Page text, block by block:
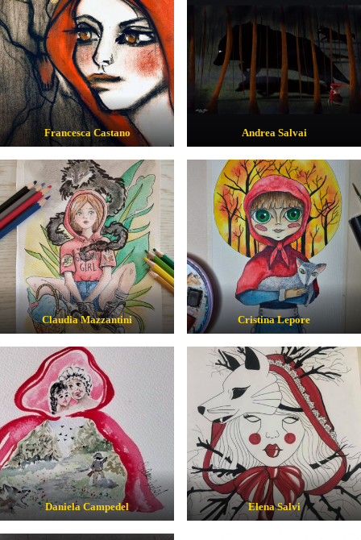
Francesca Castano Andrea Salvai
Claudia Mazzantini Cristina Lepore
Daniela Campedel Elena Salvi